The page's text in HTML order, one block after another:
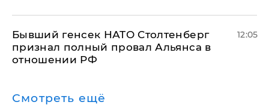
Бывший генсек НАТО Столтенберг
признал полный провал Альянса в
отношении РФ
12:05
Смотреть ещё